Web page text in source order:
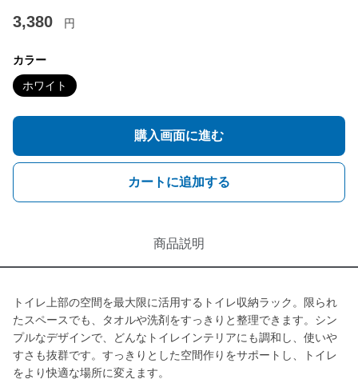
3,380 円
カラー
ホワイト
購入画面に進む
カートに追加する
商品説明
トイレ上部の空間を最大限に活用するトイレ収納ラック。限られ
たスペースでも、タオルや洗剤をすっきりと整理できます。シン
プルなデザインで、どんなトイレインテリアにも調和し、使いや
すさも抜群です。すっきりとした空間作りをサポートし、トイレ
をより快適な場所に変えます。